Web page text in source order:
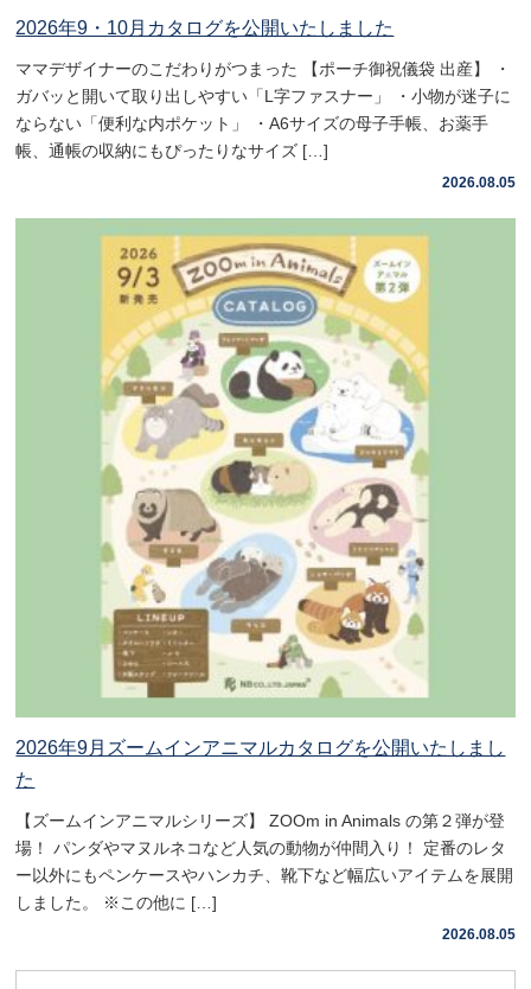
2026年9・10月カタログを公開いたしました
ママデザイナーのこだわりがつまった 【ポーチ御祝儀袋 出産】 ・
ガバッと開いて取り出しやすい「L字ファスナー」 ・小物が迷子に
ならない「便利な内ポケット」 ・A6サイズの母子手帳、お薬手
帳、通帳の収納にもぴったりなサイズ […]
2026.08.05
2026年9月ズームインアニマルカタログを公開いたしまし
た
【ズームインアニマルシリーズ】 ZOOm in Animals の第２弾が登
場！ パンダやマヌルネコなど人気の動物が仲間入り！ 定番のレタ
ー以外にもペンケースやハンカチ、靴下など幅広いアイテムを展開
しました。 ※この他に […]
2026.08.05